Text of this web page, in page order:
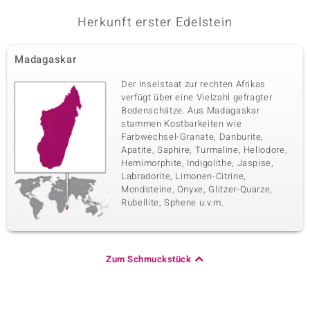
Karatgewicht Summe Schliff
Rundschliff
Zargenfassung
Fünfter Edelstein
Edelsteinvarietät
Zirkon
Anzahl und Größe
6 à 1,5 mm
Karatgewicht Summe
0,114 ct
Schliff
Rundschliff
Fassung
Zargenfassung
Herkunft
Kambodscha
Herkunft erster Edelstein
Madagaskar
Der Inselstaat zur rechten Afrikas
verfügt über eine Vielzahl gefragter
Bodenschätze. Aus Madagaskar
stammen Kostbarkeiten wie
Farbwechsel-Granate, Danburite,
Apatite, Saphire, Turmaline, Heliodore,
Hemimorphite, Indigolithe, Jaspise,
Labradorite, Limonen-Citrine,
Mondsteine, Onyxe, Glitzer-Quarze,
Rubellite, Sphene u.v.m.
Zum Schmuckstück